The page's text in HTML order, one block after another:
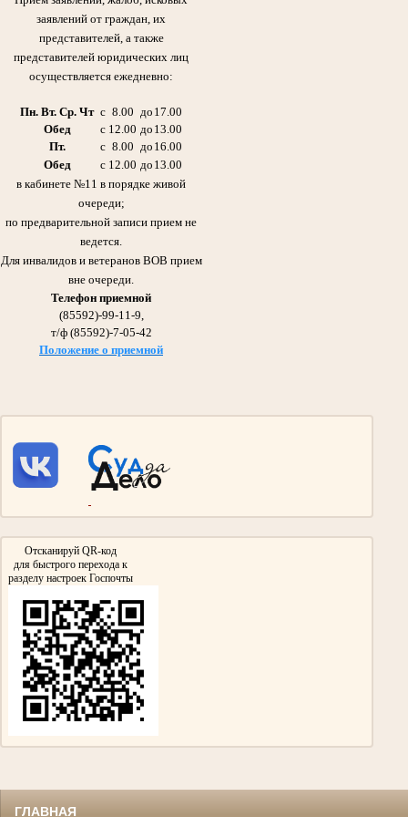
Галиуллин Габдулла Сибгатович 21.11.1920 -11.08.2006гг.
Абдрашитовой Мусфиры Габдулловны - председателя суда с 1986 по 2013гг.
Участник Великой Отечественной войны
Награжден Орденом Красного Знамени,
Дед Абдрашитовой Мусфиры Габдулловны - председателя суда с 1986 по 2013гг.
Участвовал в сражении на Курской Дуге и взятии Берлина.
Награжден Орденом Красной звезды, Медалью «За взятие Берлина»
Медалью «За победу над Германией в Великой Отечественной войне 1941-
Гизатуллин Ярулла Хикматович
Участник Великой Отечественной войны
нарсудья Тумутукского(ныне Азнакаевского) народного суда с 1954 по 1957гг.
медалями «За Победу над Германией в Великой Отечественной войне
«За доблестный труд в Великой Отечественной войне 1941-1945гг.»
заявлений от граждан, их
представителей, а также
представителей юридических лиц
осуществляется ежедневно:
Пн. Вт. Ср. Чт с 8.00 до 17.00
Обед
с 12.00 до 13.00
Пт.
с 8.00 до 16.00
Обед
с 12.00 до 13.00
в кабинете №11 в порядке живой
очереди;
по предварительной записи прием не
ведется.
Для инвалидов и ветеранов ВОВ прием
вне очереди.
Телефон приемной
(85592)-99-11-9,
т/ф (85592)-7-05-42
Положение о приемной
Отсканируй QR-код
для быстрого перехода к
разделу настроек Госпочты
ГЛАВНАЯ